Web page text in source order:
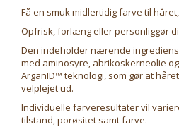
Få en smuk midlertidig farve til
Opfrisk, forlæng eller personliggør
Den indeholder nærende
med aminosyre, abrikoskerneolie
ArganID™ teknologi, som gør at
velplejet ud.
Individuelle farveresultater vil
tilstand, porøsitet samt farve.